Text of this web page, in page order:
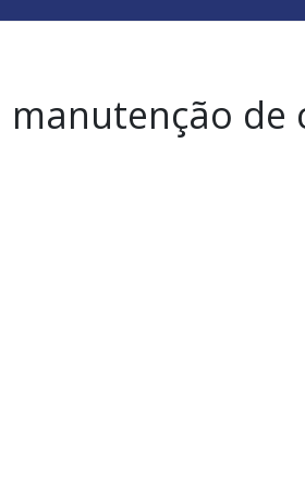
manutenção de